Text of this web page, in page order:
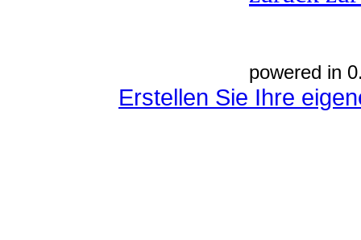
powered in
Erstellen Sie Ihre